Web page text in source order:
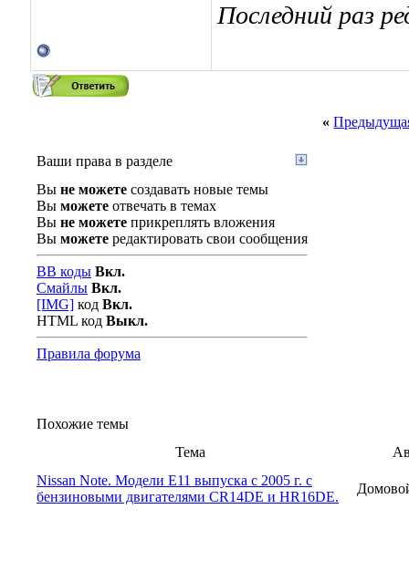
Последний раз
«
Ваши права в разделе
Вы не можете создавать новые темы
Вы можете отвечать в темах
Вы не можете прикреплять вложения
Вы можете редактировать свои сообщения
BB коды Вкл.
Смайлы Вкл.
[IMG] код Вкл.
HTML код Выкл.
Правила форума
Похожие темы
Тема
Nissan Note. Модели Е11 выпуска с 2005 г. с
бензиновыми двигателями CR14DE и HR16DE.